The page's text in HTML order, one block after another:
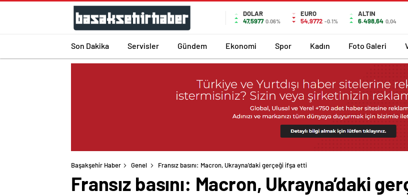
DOLAR
47,5977 0.06%
EURO
54,9772 -0.1%
ALTIN
6.498,64 0,04
Son Dakika Servisler Gündem Ekonomi Spor Kadın Foto Galeri
Başakşehir Haber Genel Fransız basını: Macron, Ukrayna’daki gerçeği ifşa etti
Fransız basını: Macron, Ukrayna’daki